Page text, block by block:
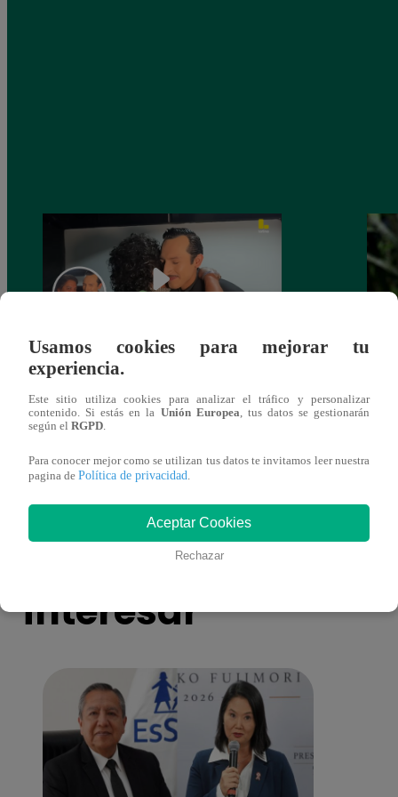
Pedro Infante en “Yo Soy, de la tele al
SHOW EN VIVO”: visita a las
GRANDES LEYENDAS de la imitación,
También te puede
interesar
Usamos cookies para mejorar tu
experiencia.
Este sitio utiliza cookies para analizar el tráfico y personalizar
contenido. Si estás en la Unión Europea , tus datos se gestionarán
según el RGPD
Para conocer mejor como se utilizan tus datos te invitamos leer nuestra
pagina de Política de privacidad
Aceptar Cookies
Rechazar